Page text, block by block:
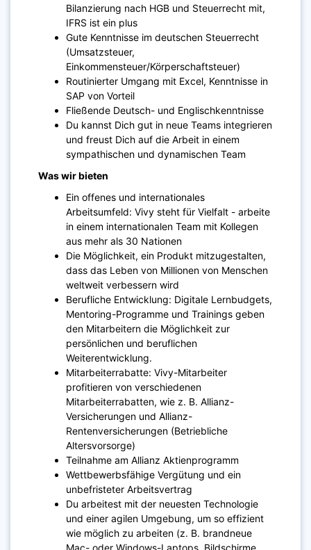
Bilanzierung nach HGB und Steuerrecht mit,
IFRS ist ein plus
Gute Kenntnisse im deutschen Steuerrecht
(Umsatzsteuer,
Einkommensteuer/Körperschaftsteuer)
Routinierter Umgang mit Excel, Kenntnisse in
SAP von Vorteil
Fließende Deutsch- und Englischkenntnisse
Du kannst Dich gut in neue Teams integrieren
und freust Dich auf die Arbeit in einem
sympathischen und dynamischen Team
Was wir bieten
Ein offenes und internationales
Arbeitsumfeld: Vivy steht für Vielfalt - arbeite
in einem internationalen Team mit Kollegen
aus mehr als 30 Nationen
Die Möglichkeit, ein Produkt mitzugestalten,
dass das Leben von Millionen von Menschen
weltweit verbessern wird
Berufliche Entwicklung: Digitale Lernbudgets,
Mentoring-Programme und Trainings geben
den Mitarbeitern die Möglichkeit zur
persönlichen und beruflichen
Weiterentwicklung.
Mitarbeiterrabatte: Vivy-Mitarbeiter
profitieren von verschiedenen
Mitarbeiterrabatten, wie z. B. Allianz-
Versicherungen und Allianz-
Rentenversicherungen (Betriebliche
Altersvorsorge)
Teilnahme am Allianz Aktienprogramm
Wettbewerbsfähige Vergütung und ein
unbefristeter Arbeitsvertrag
Du arbeitest mit der neuesten Technologie
und einer agilen Umgebung, um so effizient
wie möglich zu arbeiten (z. B. brandneue
Mac- oder Windows-Laptops, Bildschirme